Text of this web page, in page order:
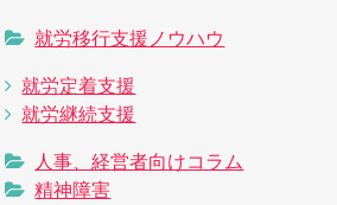
就労移行支援ノウハウ
就労定着支援
就労継続支援
人事、経営者向けコラム
精神障害